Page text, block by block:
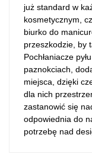
już standard w
kosmetycznym,
biurko do
przeszkodzie, by
Pochłaniacze
paznokciach,
miejsca, dzięki
dla nich
zastanowić się
odpowiednia do
potrzebę nad